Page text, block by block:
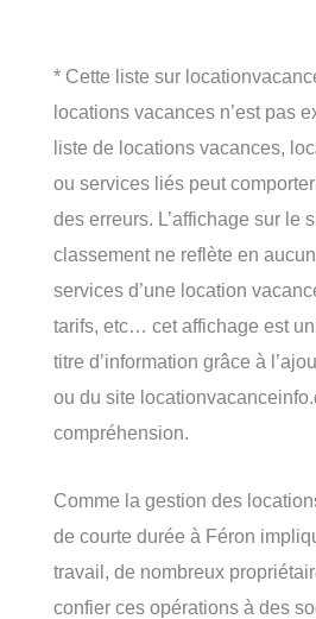
* Cette liste sur
locations vacances n’est pas
liste de locations vacances,
ou services liés peut
des erreurs. L’affichage sur le
classement ne reflète en
services d’une location
tarifs, etc… cet affichage est
titre d’information grâce à
ou du site
compréhension.
Comme la gestion des
de courte durée à Féron
travail, de nombreux
confier ces opérations à des